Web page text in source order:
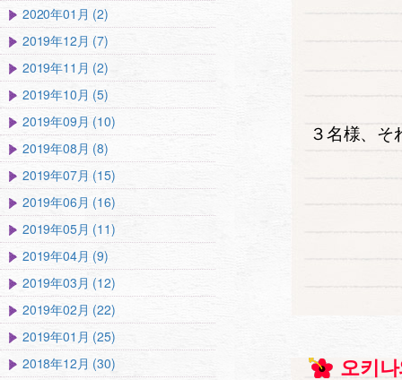
３名様、
오키
2020年01月 (2)
2019年12月 (7)
2019年11月 (2)
2019年10月 (5)
2019年09月 (10)
2019年08月 (8)
2019年07月 (15)
2019年06月 (16)
2019年05月 (11)
2019年04月 (9)
2019年03月 (12)
2019年02月 (22)
2019年01月 (25)
2018年12月 (30)